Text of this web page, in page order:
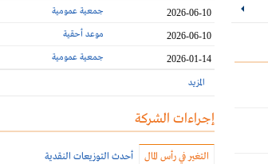
2026-06-10 جمعية عمومية
2026-06-10 موعد أحقية
2026-01-14 جمعية عمومية
المزيد
إجراءات الشركة
التغير في رأس المال أحدث التوزيعات النقدية